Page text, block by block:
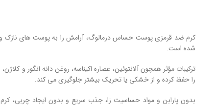
کرم ضد قرمزی پوست حساس درمالوگ، آرامش را به پوست ‌های نازک و
شده است.
ترکیبات مؤثر همچون آلانتوئین، عصاره اکیناسه، روغن دانه انگور
را حفظ کرده و از خشکی یا تحریک بیشتر جلوگیری می‌ کند.
بدون پارابن و مواد حساسیت‌ زا، جذب سریع و بدون ایجاد چربی،